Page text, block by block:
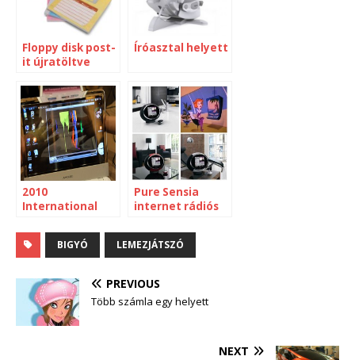
Floppy disk post-
it újratöltve
Íróasztal helyett
2010
International
Pure Sensia
internet rádiós
BIGYÓ LEMEZJÁTSZÓ
PREVIOUS
Több számla egy helyett
NEXT